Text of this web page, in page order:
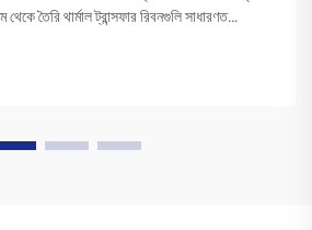
থেকে তৈরি থার্মাল ট্রান্সফার রিবনগুলি সাধারণত